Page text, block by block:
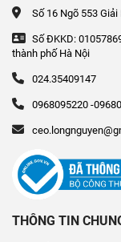
Số 16 Ngõ 553
Số ĐKKD:
thành phố Hà Nội
024.35409147
0968095220 -
THÔNG TIN